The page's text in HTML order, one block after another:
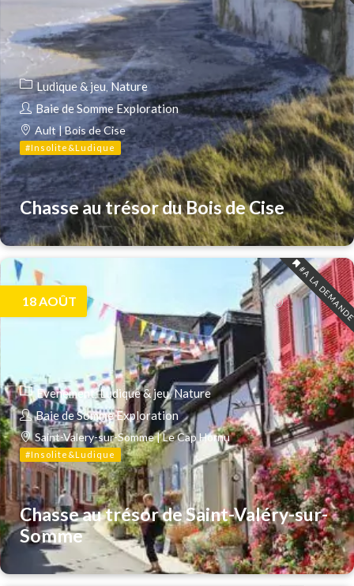
Ludique & jeu Nature
Baie de Somme Exploration
Ault | Bois de Cise
#Insolite&Ludique
Chasse au trésor du Bois de Cise
#A LA
18 AOÛT
Evenement Ludique & jeu Nature
Baie de Somme Exploration
Saint-Valery-sur-Somme | Le Cap Hornu
#Insolite&Ludique
Chasse au trésor de Saint-Valéry-sur-
Somme